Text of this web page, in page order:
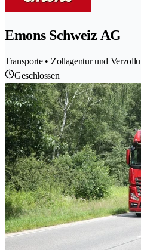
Emons Schweiz AG
Transporte • Zollagentur und
Geschlossen